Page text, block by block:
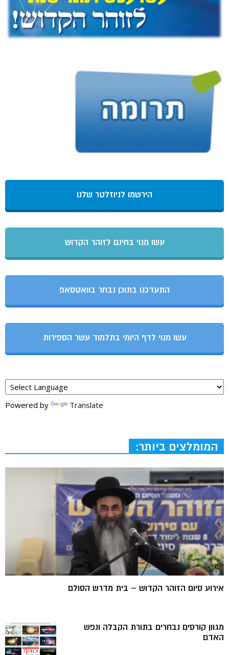
הירשמו לניוזלטר שלנו
עשו מנוי בחינם לזוהר הקדוש
התעדכנו בתוכן נבחר בוואטסאפ
עשו מנוי לדף היומי בתלמוד עשר הספירות
Powered by Translate
המומלצים ביותר:
אירוע סיום הזוהר הקדוש – בית מדרש הסולם
מגוון קורסים נבחרים בתורת הקבלה ונפש
האדם